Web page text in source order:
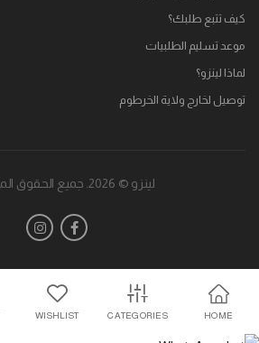
كيف تتبع طلبك؟
موعد تسليم الطلبيات
لماذا لينزو؟
توصيل لخارج ولاية الخرطوم
لينزو © 2026. جميع الحقوق المحفوظة
HOME
CATEGORIES
WISHLIST